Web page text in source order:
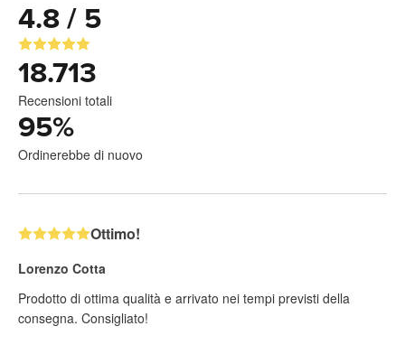
4.8 / 5
18.713
Recensioni totali
95%
Ordinerebbe di nuovo
Ottimo!
Lorenzo Cotta
Prodotto di ottima qualità e arrivato nei tempi previsti della
consegna. Consigliato!